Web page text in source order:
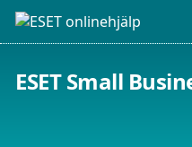
ESET Small